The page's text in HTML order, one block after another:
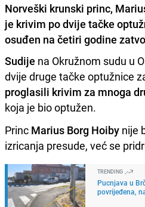
Norveški krunski princ,
je krivim po dvije tačke
osuđen na četiri godine
Sudije na Okružnom sudu u
dvije druge tačke optužnice
proglasili krivim za mnoga
koja je bio optužen.
Princ Marius Borg Hoiby nije
izricanja presude, već se
TRENDING
Pucnjava u
povrijeđena,